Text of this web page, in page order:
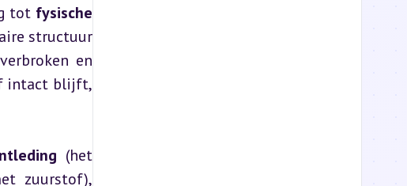
tot fysische
structuur
en
intact blijft,
(het